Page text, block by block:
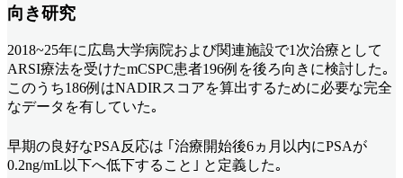
向き研究
2018~25年に広島大学病院および関連施設で1次治療として
ARSI療法を受けたmCSPC患者196例を後ろ向きに検討した｡
このうち186例はNADIRスコアを算出するために必要な完全
なデータを有していた｡
早期の良好なPSA反応は ｢治療開始後6ヵ月以内にPSAが
0.2ng/mL以下へ低下すること｣ と定義した｡